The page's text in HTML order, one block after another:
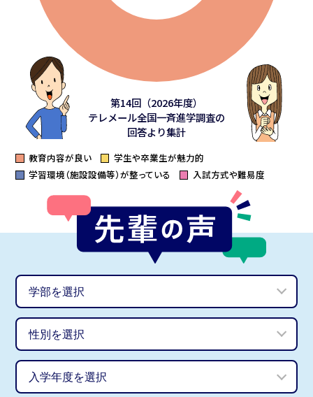
教育内容が良い
学生や卒業生が魅力的
学習環境（施設設備等）が整っている
入試方式や難易度
第14回（2026年度）
テレメール全国一斉進学調査の
回答より集計